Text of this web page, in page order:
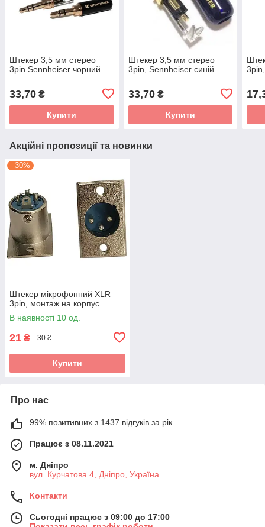
Штекер 3,5 мм стерео
3pin Sennheiser чорний
33,70 ₴
Купити
Штекер 3,5 мм стерео
3pin, Sennheiser синій
33,70₴
Купити
Акційні пропозиції та новинки
–30%
Штекер мікрофонний XLR
3pin, монтаж на корпус
В наявності 10 од.
21 ₴ 30 ₴
Купити
Про нас
99% позитивних з 1437 відгуків за рік
Працює з 08.11.2021
м. Дніпро
вул. Курчатова 4, Дніпро, Україна
Контакти
Сьогодні працює з 09:00 до 17:00